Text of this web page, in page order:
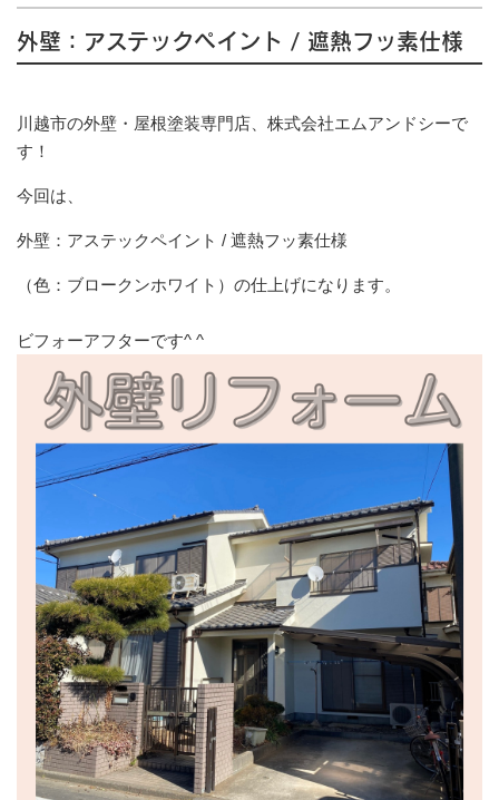
外壁：アステックペイント / 遮熱フッ素仕様
川越市の外壁・屋根塗装専門店、株式会社エムアンドシーで
す！
今回は、
外壁：アステックペイント / 遮熱フッ素仕様
（色：ブロークンホワイト） の仕上げになります。
ビフォーアフターです^ ^